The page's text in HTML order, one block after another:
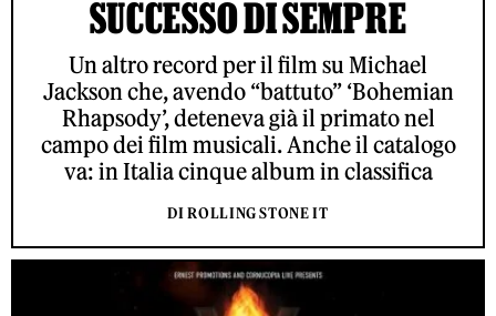
SUCCESSO DI SEMPRE
Un altro record per il film su Michael
Jackson che, avendo “battuto” ‘Bohemian
Rhapsody’, deteneva già il primato nel
campo dei film musicali. Anche il catalogo
va: in Italia cinque album in classifica
DI ROLLING STONE IT